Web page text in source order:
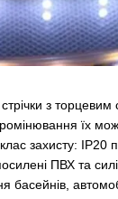
з
їх
захисту: IP20
ПВХ та
басейнів,